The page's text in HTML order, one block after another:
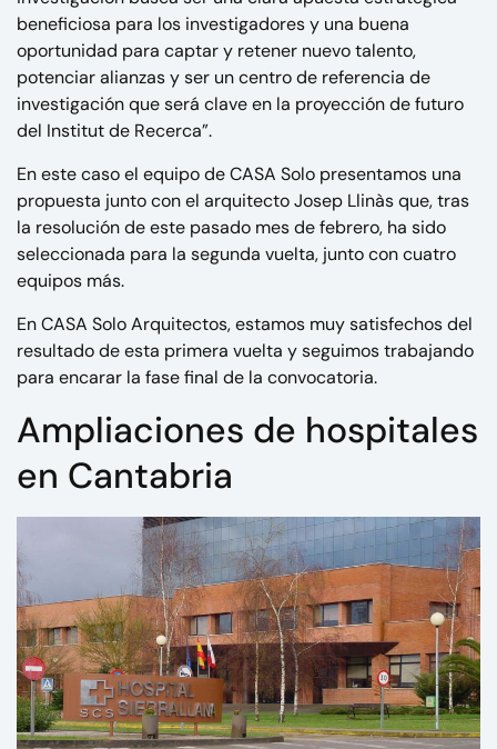
beneficiosa para los investigadores y una buena
oportunidad para captar y retener nuevo talento,
potenciar alianzas y ser un centro de referencia de
investigación que será clave en la proyección de futuro
del Institut de Recerca”.
En este caso el equipo de CASA Solo presentamos una
propuesta junto con el arquitecto Josep Llinàs que, tras
la resolución de este pasado mes de febrero, ha sido
seleccionada para la segunda vuelta, junto con cuatro
equipos más.
En CASA Solo Arquitectos, estamos muy satisfechos del
resultado de esta primera vuelta y seguimos trabajando
para encarar la fase final de la convocatoria.
Ampliaciones de hospitales
en Cantabria